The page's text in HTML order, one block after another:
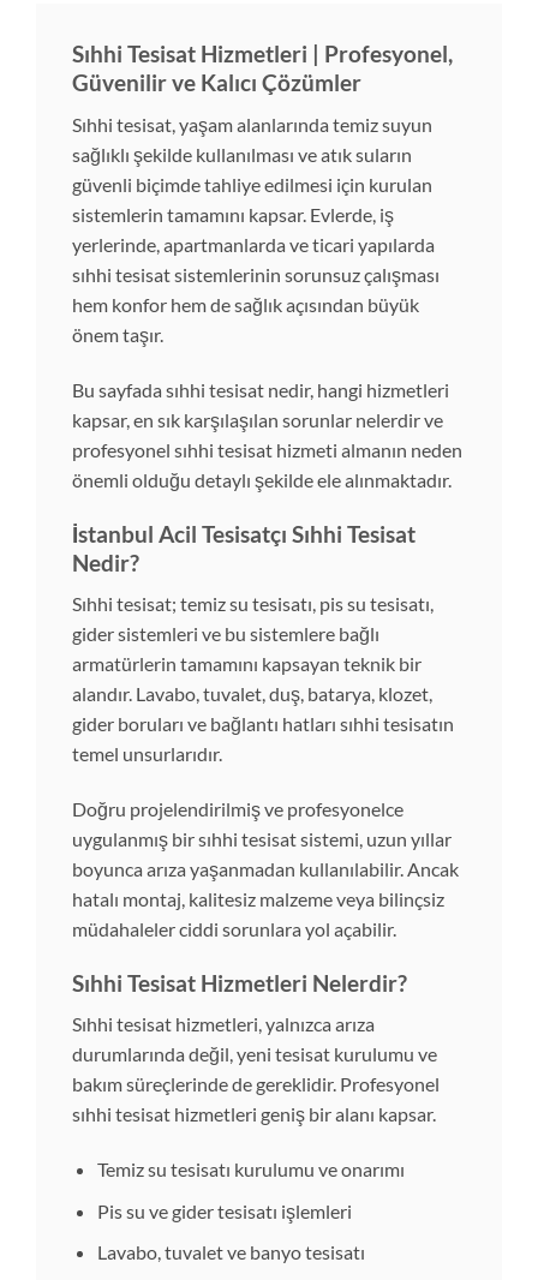
Sıhhi Tesisat Hizmetleri | Profesyonel,
Güvenilir ve Kalıcı Çözümler
Sıhhi tesisat, yaşam alanlarında temiz suyun
sağlıklı şekilde kullanılması ve atık suların
güvenli biçimde tahliye edilmesi için kurulan
sistemlerin tamamını kapsar. Evlerde, iş
yerlerinde, apartmanlarda ve ticari yapılarda
sıhhi tesisat sistemlerinin sorunsuz çalışması
hem konfor hem de sağlık açısından büyük
önem taşır.
Bu sayfada sıhhi tesisat nedir, hangi hizmetleri
kapsar, en sık karşılaşılan sorunlar nelerdir ve
profesyonel sıhhi tesisat hizmeti almanın neden
önemli olduğu detaylı şekilde ele alınmaktadır.
İstanbul Acil Tesisatçı Sıhhi Tesisat
Nedir?
Sıhhi tesisat; temiz su tesisatı, pis su tesisatı,
gider sistemleri ve bu sistemlere bağlı
armatürlerin tamamını kapsayan teknik bir
alandır. Lavabo, tuvalet, duş, batarya, klozet,
gider boruları ve bağlantı hatları sıhhi tesisatın
temel unsurlarıdır.
Doğru projelendirilmiş ve profesyonelce
uygulanmış bir sıhhi tesisat sistemi, uzun yıllar
boyunca arıza yaşanmadan kullanılabilir. Ancak
hatalı montaj, kalitesiz malzeme veya bilinçsiz
müdahaleler ciddi sorunlara yol açabilir.
Sıhhi Tesisat Hizmetleri Nelerdir?
Sıhhi tesisat hizmetleri, yalnızca arıza
durumlarında değil, yeni tesisat kurulumu ve
bakım süreçlerinde de gereklidir. Profesyonel
sıhhi tesisat hizmetleri geniş bir alanı kapsar.
Temiz su tesisatı kurulumu ve onarımı
Pis su ve gider tesisatı işlemleri
Lavabo, tuvalet ve banyo tesisatı